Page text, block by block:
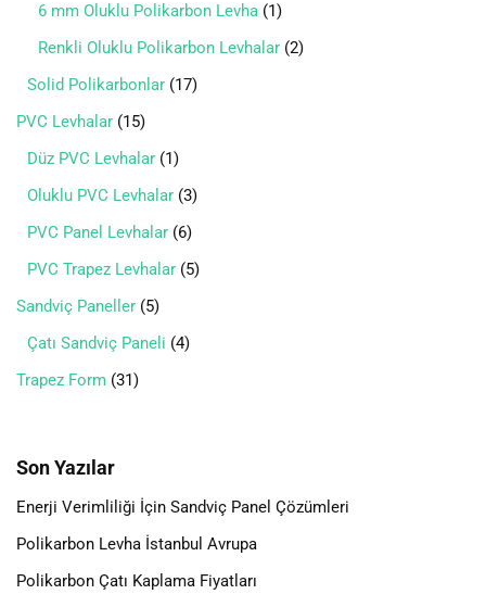
6 mm Oluklu Polikarbon Levha 1
Renkli Oluklu Polikarbon Levhalar 2
Solid Polikarbonlar 17
PVC Levhalar 15
Düz PVC Levhalar 1
Oluklu PVC Levhalar 3
PVC Panel Levhalar 6
PVC Trapez Levhalar 5
Sandviç Paneller 5
Çatı Sandviç Paneli 4
Trapez Form 31
Son Yazılar
Enerji Verimliliği İçin Sandviç Panel Çözümleri
Polikarbon Levha İstanbul Avrupa
Polikarbon Çatı Kaplama Fiyatları